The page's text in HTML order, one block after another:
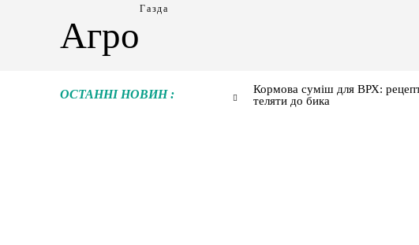
Агро
Газда
ОСТАННІ НОВИН :
Кормова суміш для ВРХ:
теляти до бика